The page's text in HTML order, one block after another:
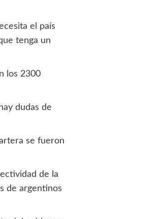
el país
tenga un
los 2300
dudas de
se fueron
de la
de argentinos